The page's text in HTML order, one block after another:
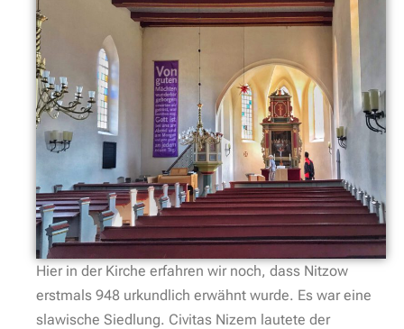
Hier in der Kirche erfahren wir noch, dass Nitzow
erstmals 948 urkundlich erwähnt wurde. Es war eine
slawische Siedlung. Civitas Nizem lautete der